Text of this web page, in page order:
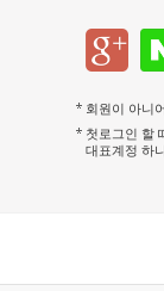
회원이 아니
첫로그인 할
대표계정 하